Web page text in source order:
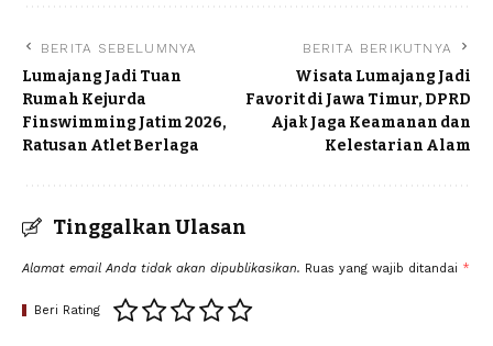
BERITA SEBELUMNYA
Lumajang Jadi Tuan
Rumah Kejurda
Finswimming Jatim 2026,
Ratusan Atlet Berlaga
BERITA BERIKUTNYA
Wisata Lumajang Jadi
Favorit di Jawa Timur, DPRD
Ajak Jaga Keamanan dan
Kelestarian Alam
Tinggalkan Ulasan
Alamat email Anda tidak akan dipublikasikan. Ruas yang wajib ditandai *
Beri Rating